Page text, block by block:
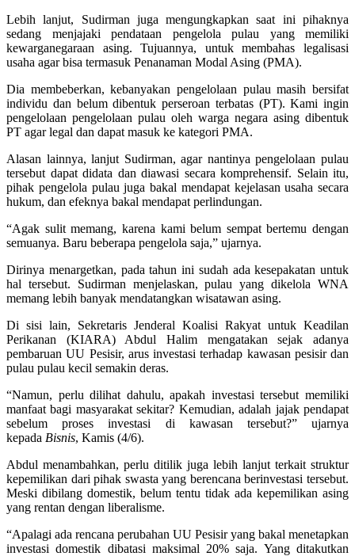
Lebih lanjut, Sudirman juga mengungkapkan saat ini pihaknya
sedang menjajaki pendataan pengelola pulau yang memiliki
kewarganegaraan asing. Tujuannya, untuk membahas legalisasi
usaha agar bisa termasuk Penanaman Modal Asing (PMA).
Dia membeberkan, kebanyakan pengelolaan pulau masih bersifat
individu dan belum dibentuk perseroan terbatas (PT). Kami ingin
pengelolaan pengelolaan pulau oleh warga negara asing dibentuk
PT agar legal dan dapat masuk ke kategori PMA.
Alasan lainnya, lanjut Sudirman, agar nantinya pengelolaan pulau
tersebut dapat didata dan diawasi secara komprehensif. Selain itu,
pihak pengelola pulau juga bakal mendapat kejelasan usaha secara
hukum, dan efeknya bakal mendapat perlindungan.
“Agak sulit memang, karena kami belum sempat bertemu dengan
semuanya. Baru beberapa pengelola saja,” ujarnya.
Dirinya menargetkan, pada tahun ini sudah ada kesepakatan untuk
hal tersebut. Sudirman menjelaskan, pulau yang dikelola WNA
memang lebih banyak mendatangkan wisatawan asing.
Di sisi lain, Sekretaris Jenderal Koalisi Rakyat untuk Keadilan
Perikanan (KIARA) Abdul Halim mengatakan sejak adanya
pembaruan UU Pesisir, arus investasi terhadap kawasan pesisir dan
pulau pulau kecil semakin deras.
“Namun, perlu dilihat dahulu, apakah investasi tersebut memiliki
manfaat bagi masyarakat sekitar? Kemudian, adalah jajak pendapat
sebelum proses investasi di kawasan tersebut?” ujarnya
kepada Bisnis, Kamis (4/6).
Abdul menambahkan, perlu ditilik juga lebih lanjut terkait struktur
kepemilikan dari pihak swasta yang berencana berinvestasi tersebut.
Meski dibilang domestik, belum tentu tidak ada kepemilikan asing
yang rentan dengan liberalisme.
“Apalagi ada rencana perubahan UU Pesisir yang bakal menetapkan
investasi domestik dibatasi maksimal 20% saja. Yang ditakutkan